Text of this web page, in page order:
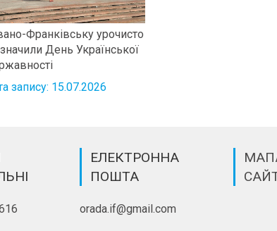
Франківську урочисто
День Української
запису: 15.07.2026
ЕЛЕКТРОННА
ПОШТА
orada.if@gmail.com